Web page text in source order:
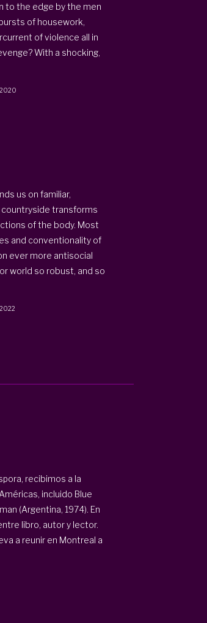
to the edge by the men
of housework,
of violence all in
With a shocking,
2020
us on familiar,
countryside transforms
of the body. Most
and conventionality of
ever more antisocial
world so robust, and so
2022
recibimos a la
incluido Blue
(Argentina, 1974). En
libro, autor y lector.
a reunir en Montreal a